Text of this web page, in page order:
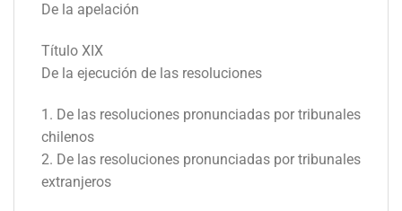
De la apelación
Título XIX
De la ejecución de las resoluciones
1. De las resoluciones pronunciadas por tribunales
chilenos
2. De las resoluciones pronunciadas por tribunales
extranjeros